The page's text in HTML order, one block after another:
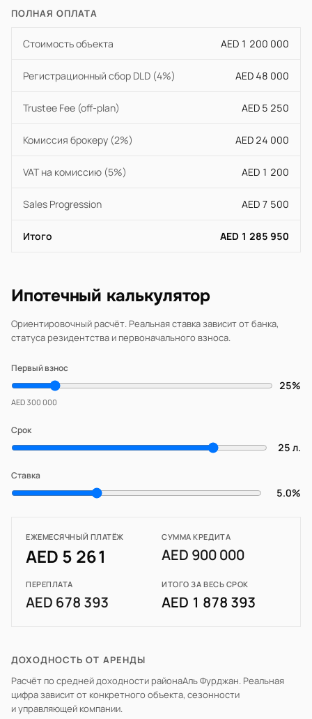
ПОЛНАЯ ОПЛАТА
Стоимость объекта AED 1 200 000
Регистрационный сбор DLD (4%) AED 48 000
Trustee Fee (off-plan) AED 5 250
Комиссия брокеру (2%) AED 24 000
VAT на комиссию (5%) AED 1 200
Sales Progression AED 7 500
Итого AED 1 285 950
Ипотечный калькулятор
Ориентировочный расчёт. Реальная ставка зависит от банка,
статуса резидентства и первоначального взноса.
Первый взнос
25%
AED 300 000
Срок
25 л.
Ставка
5.0%
ЕЖЕМЕСЯЧНЫЙ ПЛАТЁЖ
AED 5 261
СУММА КРЕДИТА
AED 900 000
ПЕРЕПЛАТА
AED 678 393
ИТОГО ЗА ВЕСЬ СРОК
AED 1 878 393
ДОХОДНОСТЬ ОТ АРЕНДЫ
Расчёт по средней доходности районаАль Фурджан. Реальная
цифра зависит от конкретного объекта, сезонности
и управляющей компании.